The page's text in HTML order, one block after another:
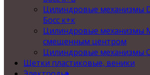
Цилиндровые механизмы
Босс к+к
Цилиндровые механизмы
смещенным центром
Цилиндровые
Щетки пластиковые, веники